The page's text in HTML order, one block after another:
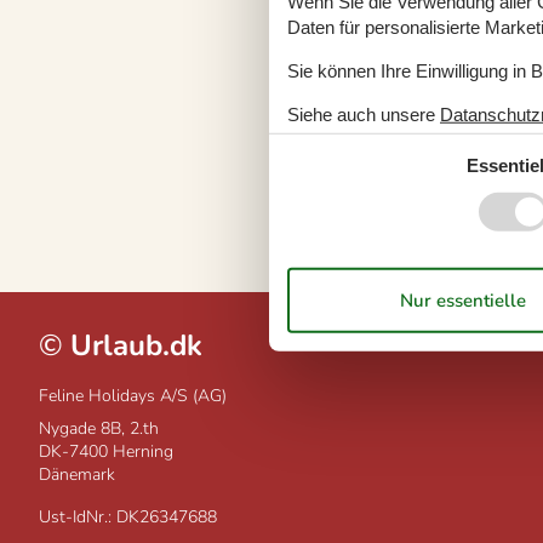
Email:info@urlaub.dk
Steen Seitner
Ust-IdNr.:
© Urlaub.dk
Feline Holidays A/S (AG)
Nygade 8B, 2.th
DK-7400 Herning
Dänemark
Ust-IdNr.: DK26347688
Daten für personalisierte
Sie können Ihre Einwilligung in
Siehe auch unsere